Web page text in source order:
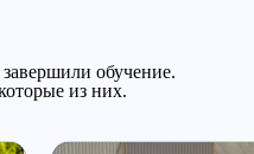
обучение.
из них.